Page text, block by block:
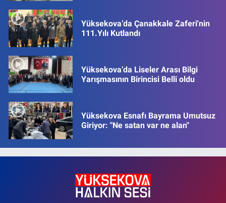
Yüksekova’da Çanakkale Zaferi'nin
111.Yılı Kutlandı
Yüksekova’da Liseler Arası Bilgi
Yarışmasının Birincisi Belli oldu
Yüksekova Esnafı Bayrama Umutsuz
Giriyor: "Ne satan var ne alan"